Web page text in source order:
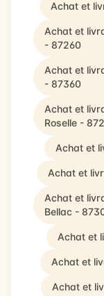
Achat et
Achat et
- 87260
Achat et
- 87360
Achat et
Roselle -
Achat et
Achat et
Achat et
Bellac -
Achat et
Achat et
Achat et